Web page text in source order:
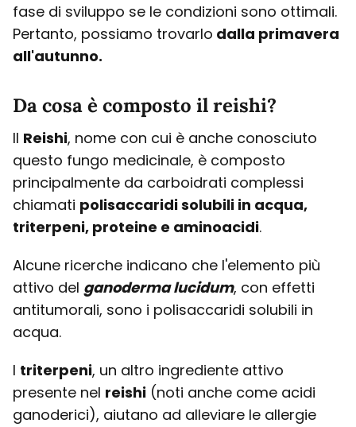
fase di sviluppo se le condizioni sono ottimali.
Pertanto, possiamo trovarlo dalla primavera
all'autunno.
Da cosa è composto il reishi?
Il Reishi, nome con cui è anche conosciuto
questo fungo medicinale, è composto
principalmente da carboidrati complessi
chiamati polisaccaridi solubili in acqua,
triterpeni, proteine e aminoacidi.
Alcune ricerche indicano che l'elemento più
attivo del ganoderma lucidum, con effetti
antitumorali, sono i polisaccaridi solubili in
acqua.
I triterpeni, un altro ingrediente attivo
presente nel reishi (noti anche come acidi
ganoderici), aiutano ad alleviare le allergie